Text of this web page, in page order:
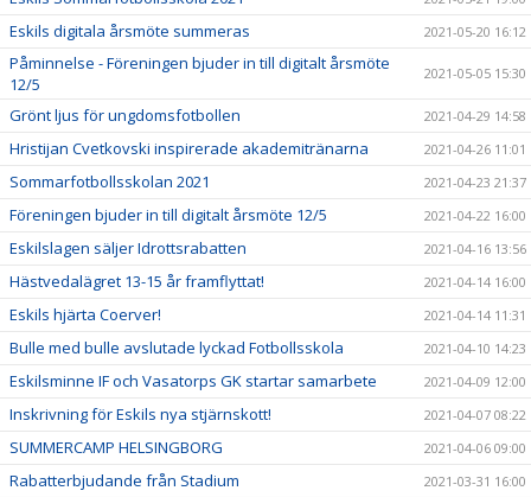
Eskils digitala årsmöte summeras 2021-05-20 16:12
Påminnelse - Föreningen bjuder in till digitalt årsmöte
12/5
2021-05-05 15:30
Grönt ljus för ungdomsfotbollen 2021-04-29 14:58
Hristijan Cvetkovski inspirerade akademitränarna 2021-04-26 11:01
Sommarfotbollsskolan 2021 2021-04-23 21:37
Föreningen bjuder in till digitalt årsmöte 12/5 2021-04-22 16:00
Eskilslagen säljer Idrottsrabatten 2021-04-16 13:56
Hästvedalägret 13-15 år framflyttat! 2021-04-14 16:00
Eskils hjärta Coerver! 2021-04-14 11:31
Bulle med bulle avslutade lyckad Fotbollsskola 2021-04-10 14:23
Eskilsminne IF och Vasatorps GK startar samarbete 2021-04-09 12:00
Inskrivning för Eskils nya stjärnskott! 2021-04-07 08:22
SUMMERCAMP HELSINGBORG 2021-04-06 09:00
Rabatterbjudande från Stadium 2021-03-31 16:00